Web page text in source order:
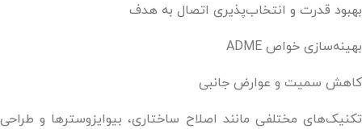
بهبود قدرت و انتخاب‌پذیری اتصال به هدف
بهینه‌سازی خواص ADME
کاهش سمیت و عوارض جانبی
تکنیک‌های مختلفی مانند اصلاح ساختاری، بیوایزوسترها و طراحی